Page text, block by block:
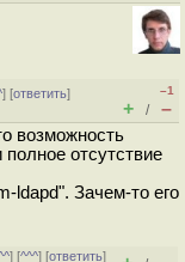
] [ответить]
–1
+ / –
возможность
отсутствие
Зачем-то его
] [^^^] [ответить]